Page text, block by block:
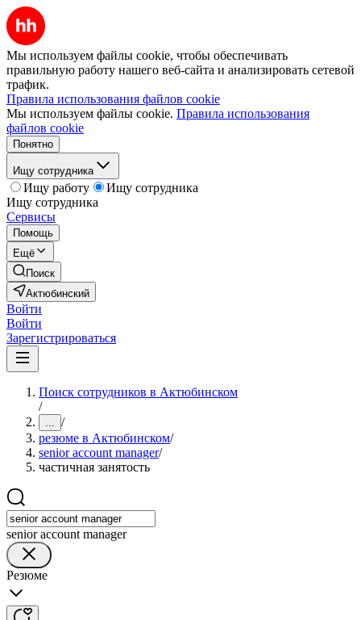
Мы используем файлы cookie, чтобы обеспечивать
правильную работу нашего веб-сайта и анализировать сетевой
трафик.
Правила использования файлов cookie
Мы используем файлы cookie. Правила использования
файлов cookie
Понятно
Ищу сотрудника
Ищу работу
Ищу сотрудника
Ищу сотрудника
Сервисы
Помощь
Ещё
Поиск
Актюбинский
Войти
Войти
Зарегистрироваться
Поиск сотрудников в Актюбинском
/
... /
резюме в Актюбинском/
senior account manager/
частичная занятость
senior account manager
Резюме